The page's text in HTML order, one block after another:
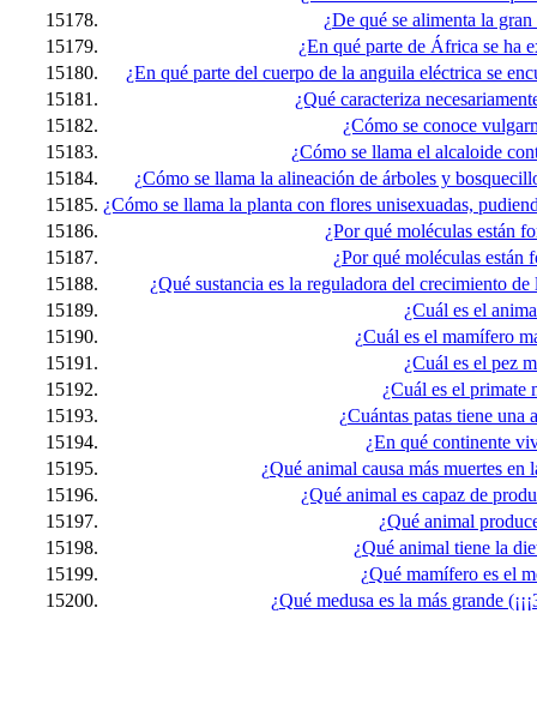
15178.
¿De qué se alimenta la
15179.
¿En qué parte de África se ha
15180.
¿En qué parte del cuerpo de la anguila eléctrica se
15181.
¿Qué caracteriza
15182.
¿Cómo se conoce
15183.
¿Cómo se llama el alcaloide
15184.
¿Cómo se llama la alineación de árboles y
15185. ¿Cómo se llama la planta con flores unisexuadas,
15186.
¿Por qué moléculas están
15187.
¿Por qué moléculas están
15188.
¿Qué sustancia es la reguladora del crecimiento
15189.
¿Cuál es el
15190.
¿Cuál es el mamífero
15191.
¿Cuál es el pez
15192.
¿Cuál es el primate
15193.
¿Cuántas patas tiene una
15194.
¿En qué continente
15195.
¿Qué animal causa más muertes
15196.
¿Qué animal es capaz de
15197.
¿Qué animal
15198.
¿Qué animal tiene la
15199.
¿Qué mamífero es el
15200.
¿Qué medusa es la más grande